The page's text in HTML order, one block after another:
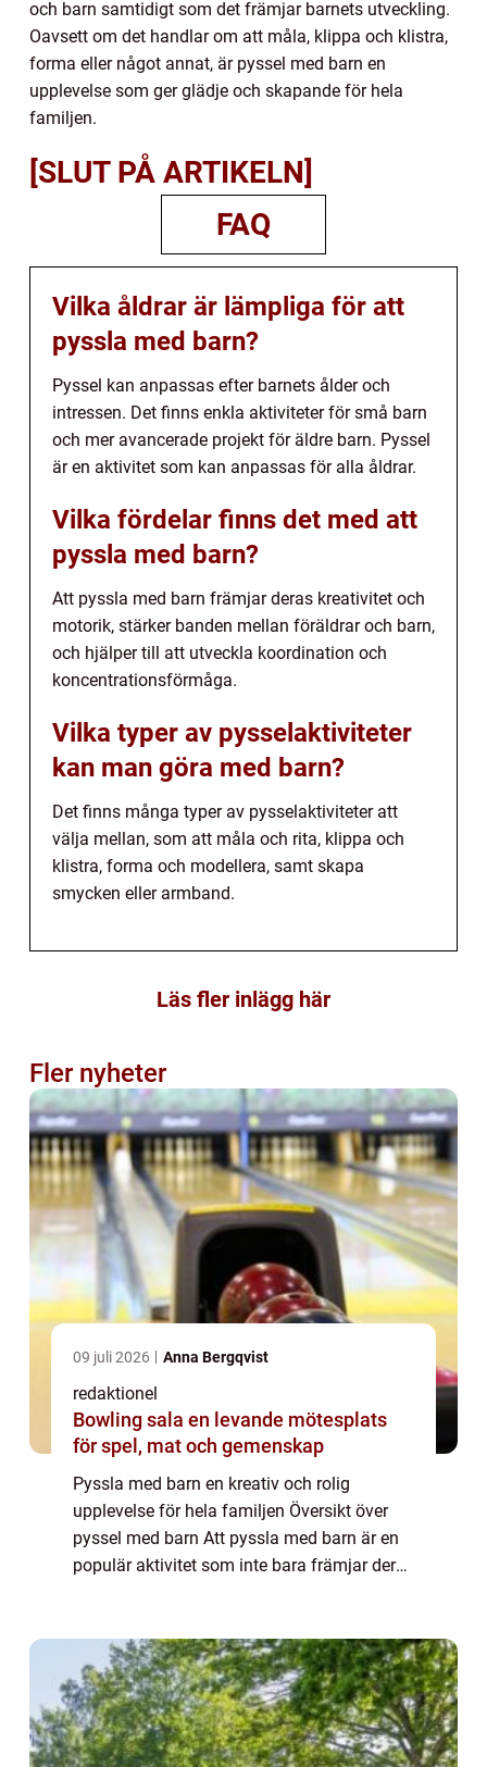
och barn samtidigt som det främjar barnets utveckling.
Oavsett om det handlar om att måla, klippa och klistra,
forma eller något annat, är pyssel med barn en
upplevelse som ger glädje och skapande för hela
familjen.
[SLUT PÅ ARTIKELN]
FAQ
Vilka åldrar är lämpliga för att
pyssla med barn?
Pyssel kan anpassas efter barnets ålder och
intressen. Det finns enkla aktiviteter för små barn
och mer avancerade projekt för äldre barn. Pyssel
är en aktivitet som kan anpassas för alla åldrar.
Vilka fördelar finns det med att
pyssla med barn?
Att pyssla med barn främjar deras kreativitet och
motorik, stärker banden mellan föräldrar och barn,
och hjälper till att utveckla koordination och
koncentrationsförmåga.
Vilka typer av pysselaktiviteter
kan man göra med barn?
Det finns många typer av pysselaktiviteter att
välja mellan, som att måla och rita, klippa och
klistra, forma och modellera, samt skapa
smycken eller armband.
Läs fler inlägg här
Fler nyheter
09 juli 2026 Anna Bergqvist
redaktionel
Bowling sala en levande mötesplats
för spel, mat och gemenskap
Pyssla med barn en kreativ och rolig
upplevelse för hela familjen Översikt över
pyssel med barn Att pyssla med barn är en
populär aktivitet som inte bara främjar deras